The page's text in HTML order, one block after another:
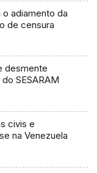
adiamento da
de censura
desmente
SESARAM
civis e
na Venezuela